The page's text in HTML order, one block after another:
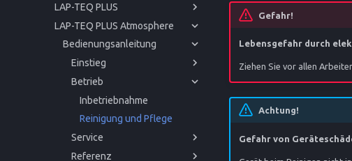
Bedienungsanleitung
Einstieg
Bevor Sie beginnen
Zu Ihrer Sicherheit
Produktbeschreibung
Betrieb
Inbetriebnahme
Bedienung
Reinigung und Pflege
Service
Störungen und Hilfe
Referenz
CE-Konformitätserklärung
LAP-TEQ PLUS
Bedienungsanleitung
Einstieg
Bevor Sie beginnen
Zu Ihrer Sicherheit
Produktbeschreibung
Betrieb
Inbetriebnahme
Bedienung
Reinigung und Pflege
Service
Störungen und Hilfe
Kalibrierung
Lagerung
Entsorgung
Referenz
Technische Daten
CE-Konformitätserklärung
LAP-TEQ PLUS Atmosphere
Bedienungsanleitung
Einstieg
Bevor Sie beginnen
Zu Ihrer Sicherheit
Produktbeschreibung
Betrieb
Inbetriebnahme
Reinigung und Pflege
Service
Störungen und Hilfe
Referenz
Gefahr!
Lebensgefahr durch
Ziehen Sie vor allen
Achtung!
Gefahr von